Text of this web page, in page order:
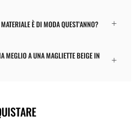
È DI MODA QUEST'ANNO?
MEGLIO A UNA MAGLIETTE BEIGE IN